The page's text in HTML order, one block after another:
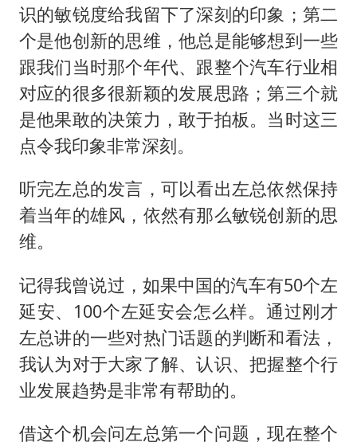
识的敏锐度给我留下了深刻的印象；第二
个是他创新的思维，他总是能够想到一些
跟我们当时那个年代、跟整个汽车行业相
对应的很多很新颖的发展思路；第三个就
是他果敢的决策力，敢于拍板。当时这三
点令我印象非常深刻。
听完左总的发言，可以看出左总依然保持
着当年的雄风，依然有那么敏锐创新的思
维。
记得我曾说过，如果中国的汽车有50个左
延安、100个左延安会怎么样。通过刚才
左总讲的一些对热门话题的判断和看法，
我认为对于大家了解、认识、把握整个行
业发展趋势是非常有帮助的。
借这个机会问左总第一个问题，现在整个